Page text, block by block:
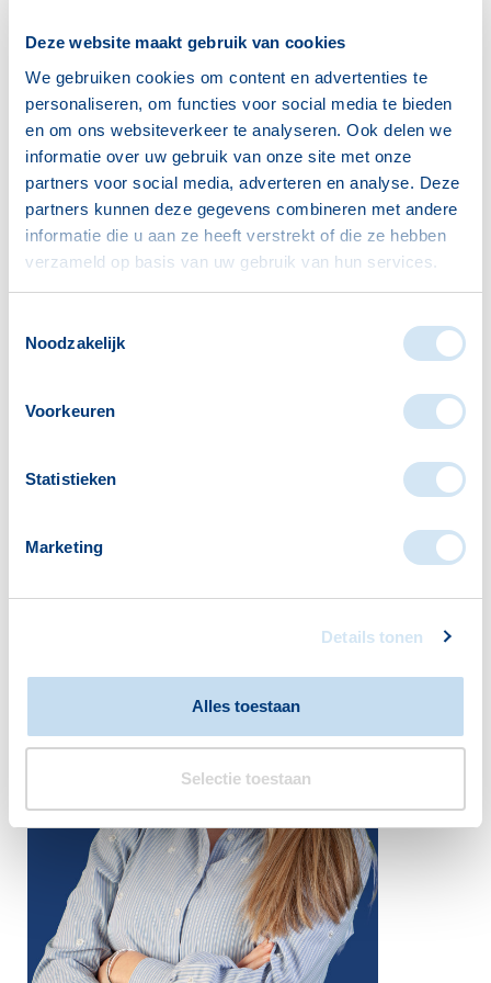
Deze website maakt gebruik van cookies
We gebruiken cookies om content en advertenties te
personaliseren, om functies voor social media te bieden
en om ons websiteverkeer te analyseren. Ook delen we
informatie over uw gebruik van onze site met onze
partners voor social media, adverteren en analyse. Deze
partners kunnen deze gegevens combineren met andere
informatie die u aan ze heeft verstrekt of die ze hebben
verzameld op basis van uw gebruik van hun services.
Noodzakelijk
Voorkeuren
Statistieken
Marketing
Details tonen
Alles toestaan
Selectie toestaan
Gesprek met een
welzijnsadviseur
Heeft u na het huisbezoek nog vragen? Of wilt u
graag extra hulp of uitleg? Misschien wilt u iets
aanvragen, zoals hulp aan huis of een speciale
voorziening. Dan geeft de vrijwilliger dit door aan
een welzijnsadviseur van Vitis Welzijn, die
vervolgens met u een afspraak zal inplannen.
lees meer over welzijnsadvies
de welzijnsadviseurs staan voor u klaar!